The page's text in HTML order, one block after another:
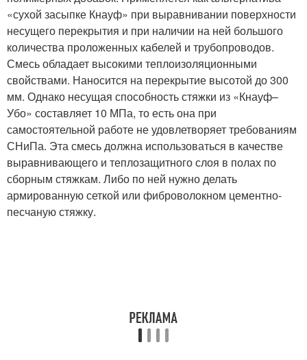
«сухой засыпке Кнауф» при выравнивании поверхности
несущего перекрытия и при наличии на ней большого
количества проложенных кабелей и трубопроводов.
Смесь обладает высокими теплоизоляционными
свойствами. Наносится на перекрытие высотой до 300
мм. Однако несущая способность стяжки из «Кнауф–
Убо» составляет 10 МПа, то есть она при
самостоятельной работе не удовлетворяет требованиям
СНиПа. Эта смесь должна использоваться в качестве
выравнивающего и теплозащитного слоя в полах по
сборным стяжкам. Либо по ней нужно делать
армированную сеткой или фиброволокном цементно-
песчаную стяжку.